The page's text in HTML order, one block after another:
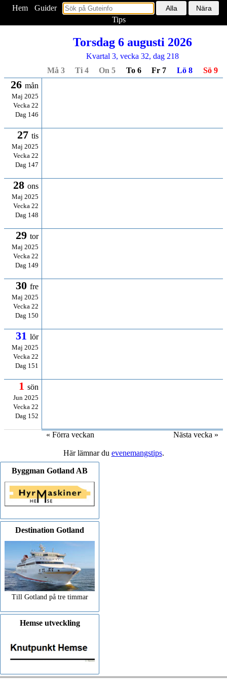
Hem
Guider
Tips
Torsdag 6 augusti 2026
Kvartal 3, vecka 32, dag 218
Må 3
Ti 4 On 5 To 6 Fr 7 Lö 8 Sö 9
26 mån
Maj 2025
Vecka 22
Dag 146
27 tis
Maj 2025
Vecka 22
Dag 147
28 ons
Maj 2025
Vecka 22
Dag 148
29 tor
Maj 2025
Vecka 22
Dag 149
30 fre
Maj 2025
Vecka 22
Dag 150
31 lör
Maj 2025
Vecka 22
Dag 151
1 sön
Jun 2025
Vecka 22
Dag 152
« Förra veckan Nästa vecka »
Här lämnar du evenemangstips.
Byggman Gotland AB
Destination Gotland
Till Gotland på tre timmar
Hemse utveckling